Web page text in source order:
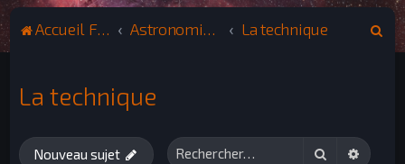
Accueil Forum ALBE Astronomie : Spectroscopie, Photométrie La technique
La technique
Nouveau sujet Rechercher